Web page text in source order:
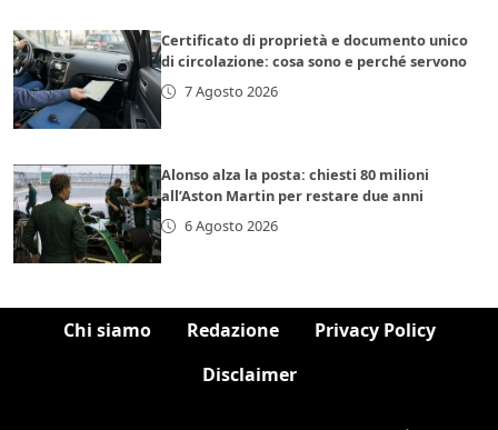
Certificato di proprietà e documento unico
di circolazione: cosa sono e perché servono
7 Agosto 2026
Alonso alza la posta: chiesti 80 milioni
all’Aston Martin per restare due anni
6 Agosto 2026
Chi siamo Redazione
Privacy Policy
Disclaimer